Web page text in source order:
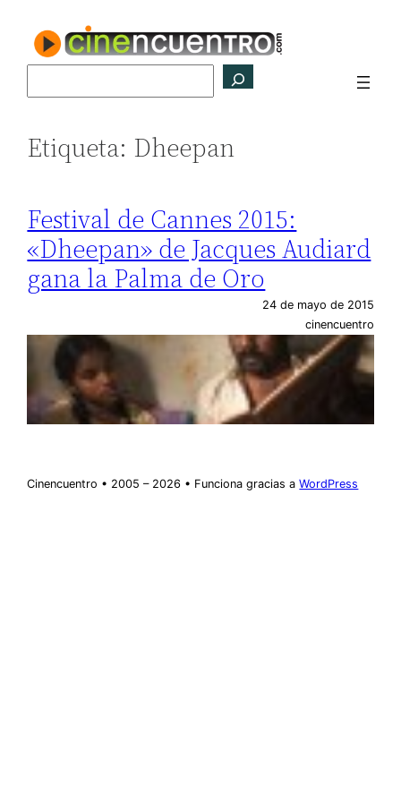
contenido
Etiqueta: Dheepan
Festival de Cannes 2015:
«Dheepan» de Jacques Audiard
gana la Palma de Oro
24 de mayo de 2015
cinencuentro
Cinencuentro • 2005 – 2026 • Funciona gracias aWordPress